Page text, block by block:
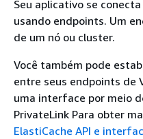
Seu aplicativo se
usando endpoints. Um
de um nó ou cluster.
Você também pode
entre seus endpoints de
uma interface por meio
PrivateLink Para obter
ElastiCache API e